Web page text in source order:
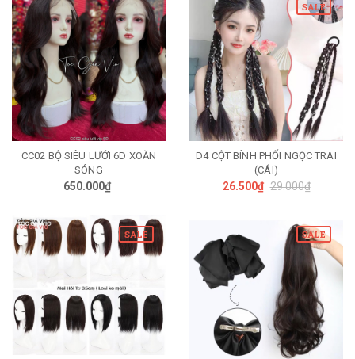
CC02 BỘ SIÊU LƯỚI 6D XOĂN
SÓNG
650.000₫
SALE
D4 CỘT BÍNH PHỐI NGỌC TRAI
(CÁI)
26.500₫ 29.000₫
SALE SALE